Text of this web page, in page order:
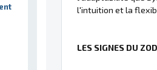
l'intuition et la
LES SIGNES DU